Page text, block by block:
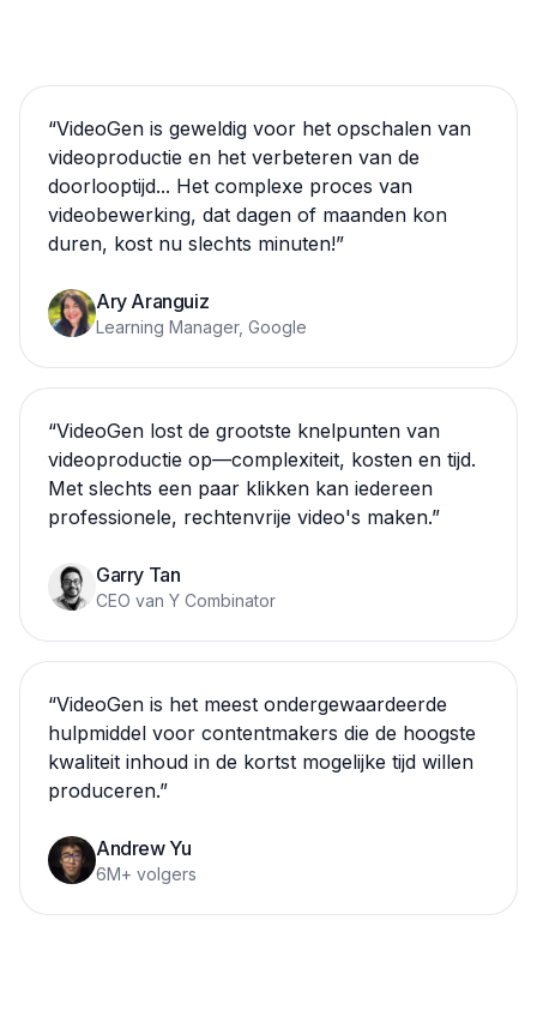
“VideoGen is geweldig voor het opschalen van
videoproductie en het verbeteren van de
doorlooptijd... Het complexe proces van
videobewerking, dat dagen of maanden kon
duren, kost nu slechts minuten!”
Ary Aranguiz
Learning Manager, Google
“VideoGen lost de grootste knelpunten van
videoproductie op—complexiteit, kosten en tijd.
Met slechts een paar klikken kan iedereen
professionele, rechtenvrije video's maken.”
Garry Tan
CEO van Y Combinator
“VideoGen is het meest ondergewaardeerde
hulpmiddel voor contentmakers die de hoogste
kwaliteit inhoud in de kortst mogelijke tijd willen
produceren.”
Andrew Yu
6M+ volgers